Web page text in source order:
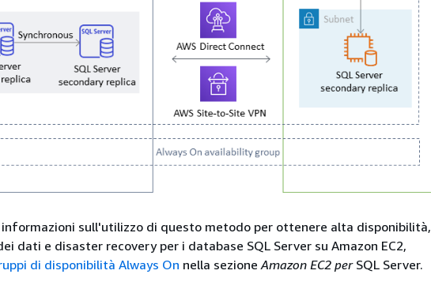
sull'utilizzo di questo metodo per ottenere alta disponibilità,
dati e disaster recovery per i database SQL Server su Amazon EC2,
di disponibilità Always On nella sezioneAmazon EC2 perSQL Server.